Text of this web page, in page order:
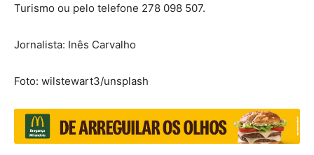
Turismo ou pelo telefone 278 098 507.
Jornalista: Inês Carvalho
Foto: wilstewart3/unsplash